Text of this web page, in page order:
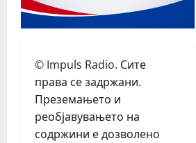
© Impuls Radio. Сите
права се задржани.
Преземањето и
реобјавувањето на
содржини е дозволено